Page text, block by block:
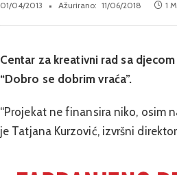
01/04/2013 Ažurirano: 11/06/2018 1
Centar za kreativni rad sa
“Dobro se dobrim vraća”.
“Projekat ne finansira niko, osim
je Tatjana Kurzović, izvršni